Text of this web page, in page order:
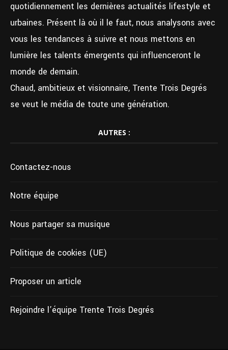
quotidiennement les dernières actualités lifestyle et
urbaines. Présent là où il le faut, nous analysons avec
vous les tendances à suivre et nous mettons en
lumière les talents émergents qui influenceront le
monde de demain.
Chaud, ambitieux et visionnaire, Trente Trois Degrés
se veut le média de toute une génération.
AUTRES :
Contactez-nous
Notre équipe
Nous partager sa musique
Politique de cookies (UE)
Proposer un article
Rejoindre l’équipe Trente Trois Degrés